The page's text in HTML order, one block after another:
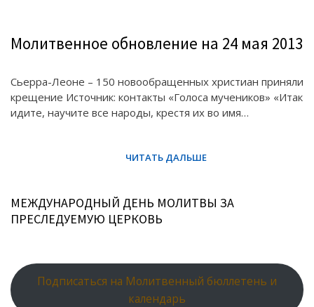
Молитвенное обновление на 24 мая 2013
Сьерра-Леоне – 150 новообращенных христиан приняли
крещение Источник: контакты «Голоса мучеников» «Итак
идите, научите все народы, крестя их во имя…
МЕЖДУНАРОДНЫЙ ДЕНЬ МОЛИТВЫ ЗА
ПРЕСЛЕДУЕМУЮ ЦЕРКОВЬ
Подписаться на Молитвенный бюллетень и
календарь